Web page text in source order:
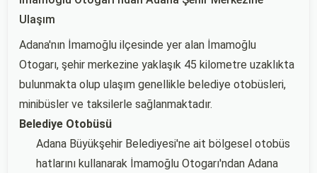
Ulaşım
Adana'nın İmamoğlu ilçesinde yer alan İmamoğlu
Otogarı, şehir merkezine yaklaşık 45 kilometre uzaklıkta
bulunmakta olup ulaşım genellikle belediye otobüsleri,
minibüsler ve taksilerle sağlanmaktadır.
Belediye Otobüsü
Adana Büyükşehir Belediyesi'ne ait bölgesel otobüs
hatlarını kullanarak İmamoğlu Otogarı'ndan Adana